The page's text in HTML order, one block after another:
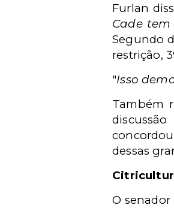
Furlan
Cade
Segundo
restrição,
"Isso
Também
dessas
O